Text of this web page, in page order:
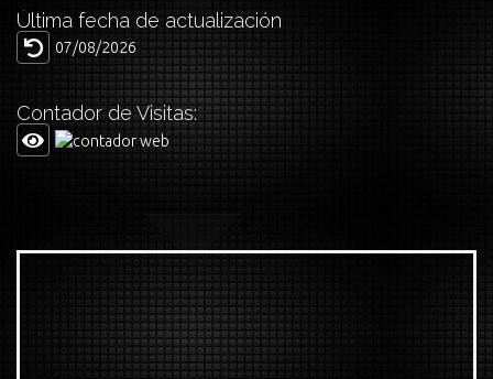
Última fecha de actualización
07/08/2026
Contador de Visitas: